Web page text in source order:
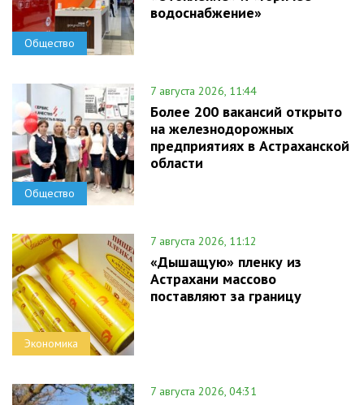
Общество
водоснабжение»
Общество
7 августа 2026, 11:44
Более 200 вакансий открыто
на железнодорожных
предприятиях в Астраханской
области
Экономика
7 августа 2026, 11:12
«Дышащую» пленку из
Астрахани массово
поставляют за границу
7 августа 2026, 04:31